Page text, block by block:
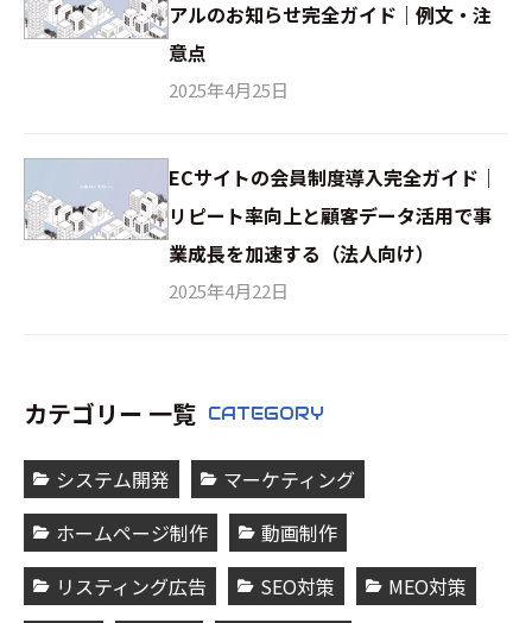
アルのお知らせ完全ガイド｜例文・注
意点
2025年4月25日
ECサイトの会員制度導入完全ガイド｜
リピート率向上と顧客データ活用で事
業成長を加速する（法人向け）
2025年4月22日
カテゴリー 一覧 CATEGORY
システム開発
マーケティング
ホームページ制作
動画制作
リスティング広告
SEO対策
MEO対策